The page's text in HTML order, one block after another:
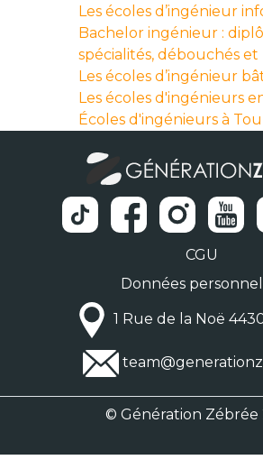
Les écoles d’ingénieur
Bachelor ingénieur :
spécialités, débouchés et
Les écoles d’ingénieur
Les écoles d'ingénieurs
Écoles d'ingénieurs à
CGU
Données
1 Rue de la Noë
© Génération Zébrée